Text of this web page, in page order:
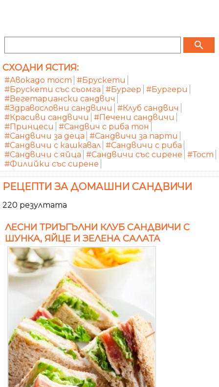
search
СХОДНИ ЯСТИЯ:
#Авокадо тост #Брускети
#Брускети със сьомга #Бургер #Бургери
#Вегетариански сандвич
#Здравословни сандвичи
#Клуб сандвич
#Красиви сандвичи
#Печени сандвичи
#Принцеси
#Сандвич с риба тон
#Сандвичи за деца #Сандвичи за парти
#Сандвичи с кашкавал #Сандвичи с риба
#Сандвичи с яйца #Сандвичи със сирене #Тост
#Филийки със сирене
РЕЦЕПТИ ЗА ДОМАШНИ САНДВИЧИ
220 резултата
ЛЕСНИ ТРИЪГЪЛНИ КЛУБ САНДВИЧИ С
ШУНКА, ЯЙЦЕ И ЗЕЛЕНА САЛАТА